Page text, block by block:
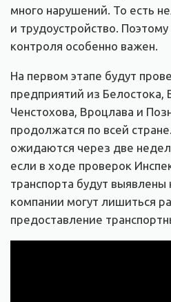
много нарушений. То есть
и трудоустройство.
контроля особенно важен.
На первом этапе будут
предприятий из Белостока,
Ченстохова, Вроцлава и
продолжатся по всей
ожидаются через две
если в ходе проверок
транспорта будут
компании могут лишиться
предоставление